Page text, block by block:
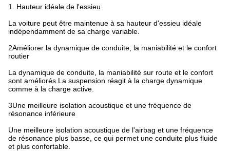
1. Hauteur idéale de l'essieu
La voiture peut être maintenue à sa hauteur d'essieu idéale
indépendamment de sa charge variable.
2Améliorer la dynamique de conduite, la maniabilité et le confort
routier
La dynamique de conduite, la maniabilité sur route et le confort
sont améliorés.La suspension réagit à la charge dynamique
comme à la charge active.
3Une meilleure isolation acoustique et une fréquence de
résonance inférieure
Une meilleure isolation acoustique de l'airbag et une fréquence
de résonance plus basse, ce qui permet une conduite plus fluide
et plus confortable.